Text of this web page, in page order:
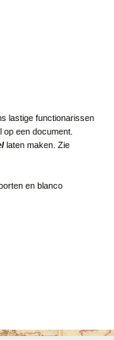
lastige functionarissen
een document.
laten maken. Zie
en blanco